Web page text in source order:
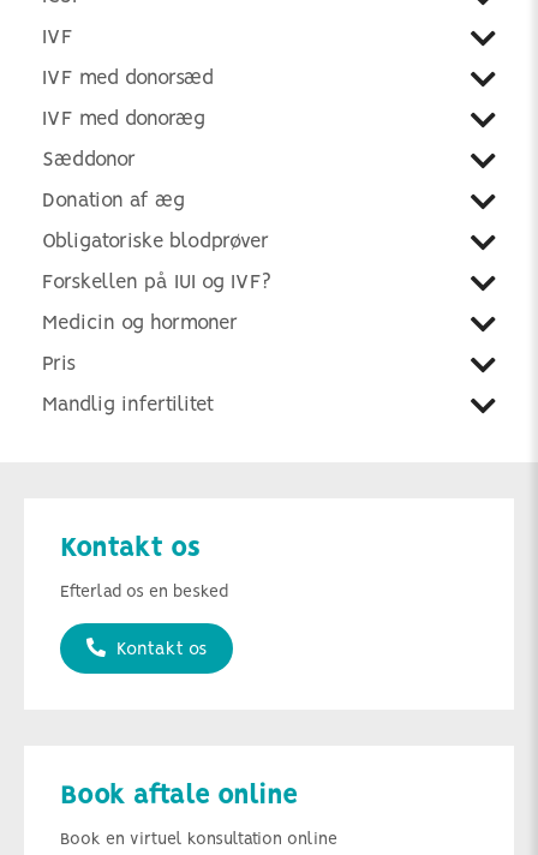
IVF
IVF med donorsæd
IVF med donoræg
Sæddonor
Donation af æg
Obligatoriske blodprøver
Forskellen på IUI og IVF?
Medicin og hormoner
Pris
Mandlig infertilitet
Kontakt os
Efterlad os en besked
Kontakt os
Book aftale online
Book en virtuel konsultation online